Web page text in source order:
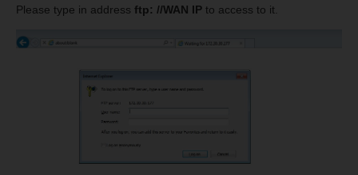
Please type in address ftp: //WAN IP to access to it.